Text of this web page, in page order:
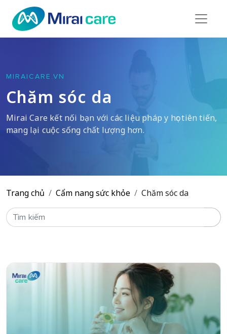
MIRAICARE.VN
Chăm sóc da
Mirai Care kết nối bạn với các liệu pháp y học tiên tiến,
mang lại cuộc sống chất lượng hơn.
Trang chủ Cẩm nang sức khỏe Chăm sóc da